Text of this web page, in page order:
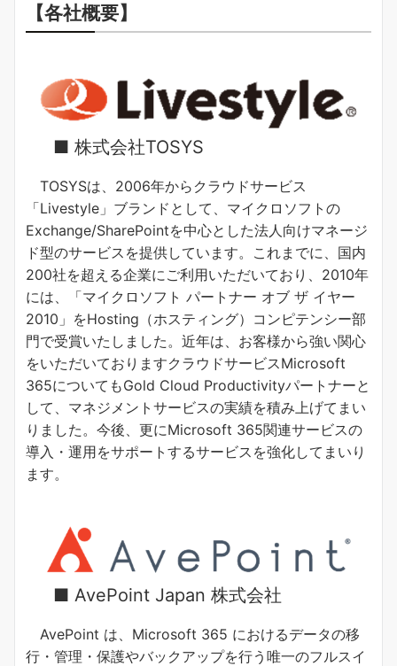
【各社概要】
■ 株式会社TOSYS
TOSYSは、2006年からクラウドサービス
「Livestyle」ブランドとして、マイクロソフトの
Exchange/SharePointを中心とした法人向けマネージ
ド型のサービスを提供しています。これまでに、国内
200社を超える企業にご利用いただいており、2010年
には、「マイクロソフト パートナー オブ ザ イヤー
2010」をHosting（ホスティング）コンピテンシー部
門で受賞いたしました。近年は、お客様から強い関心
をいただいておりますクラウドサービスMicrosoft
365についてもGold Cloud Productivityパートナーと
して、マネジメントサービスの実績を積み上げてまい
りました。今後、更にMicrosoft 365関連サービスの
導入・運用をサポートするサービスを強化してまいり
ます。
■ AvePoint Japan 株式会社
AvePoint は、Microsoft 365 におけるデータの移
行・管理・保護やバックアップを行う唯一のフルスイ